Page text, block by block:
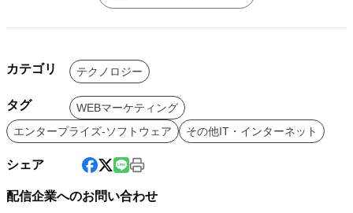
カテゴリ テクノロジー
タグ
WEBマーケティング
エンタープライズ-ソフトウェア
その他IT・インターネット
シェア
配信企業へのお問い合わせ